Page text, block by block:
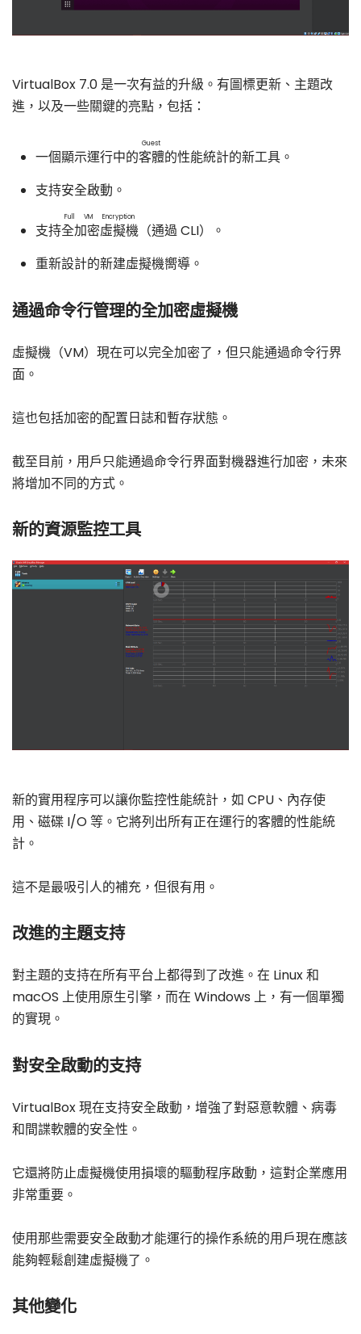
VirtualBox 7.0 是一次有益的升級。有圖標更新、主題改
進，以及一些關鍵的亮點，包括：
一個顯示運行中的客體
Guest
的性能統計的新工具。
支持安全啟動。
支持全加密虛擬機
Full VM Encryption
（通過 CLI）。
重新設計的新建虛擬機嚮導。
通過命令行管理的全加密虛擬機
虛擬機（VM）現在可以完全加密了，但只能通過命令行界
面。
這也包括加密的配置日誌和暫存狀態。
截至目前，用戶只能通過命令行界面對機器進行加密，未來
將增加不同的方式。
新的資源監控工具
新的實用程序可以讓你監控性能統計，如 CPU、內存使
用、磁碟 I/O 等。它將列出所有正在運行的客體的性能統
計。
這不是最吸引人的補充，但很有用。
改進的主題支持
對主題的支持在所有平台上都得到了改進。在 Linux 和
macOS 上使用原生引擎，而在 Windows 上，有一個單獨
的實現。
對安全啟動的支持
VirtualBox 現在支持安全啟動，增強了對惡意軟體、病毒
和間諜軟體的安全性。
它還將防止虛擬機使用損壞的驅動程序啟動，這對企業應用
非常重要。
使用那些需要安全啟動才能運行的操作系統的用戶現在應該
能夠輕鬆創建虛擬機了。
其他變化